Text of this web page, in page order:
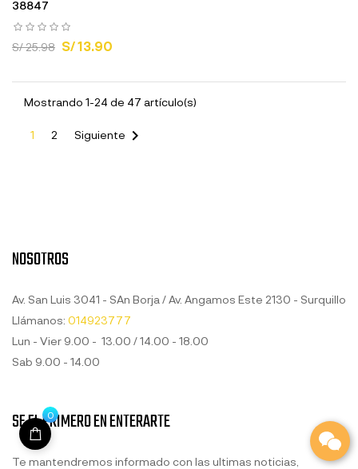
38847
S/ 25.98 S/ 13.90
Mostrando 1-24 de 47 artículo(s)
1 2 Siguiente 
NOSOTROS
Av. San Luis 3041 - SAn Borja / Av. Angamos Este 2130 - Surquillo
Llámanos: 014923777
Lun - Vier 9.00 - 13.00 / 14.00 - 18.00
Sab 9.00 - 14.00
SE EL PRIMERO EN ENTERARTE
Te mantendremos informado con las ultimas noticias,
0